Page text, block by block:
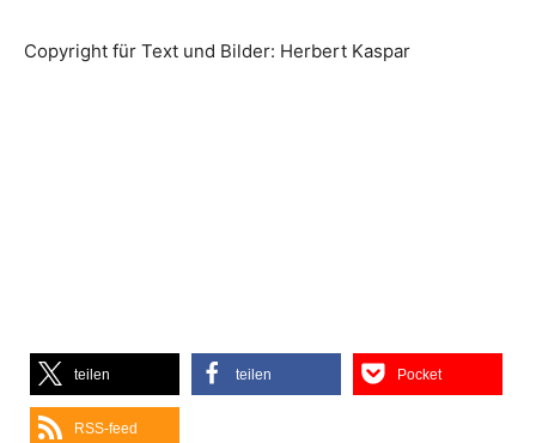
Copyright für Text und Bilder: Herbert Kaspar
teilen teilen Pocket
RSS-feed